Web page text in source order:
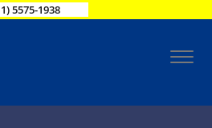
5575-1938